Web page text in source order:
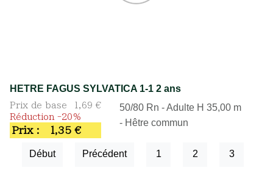
HETRE FAGUS SYLVATICA 1-1 2 ans
Prix de base
1,69 €
Réduction -20%
Prix : 1,35 €
50/80 Rn - Adulte H 35,00 m
- Hêtre commun
Début Précédent 1 2 3